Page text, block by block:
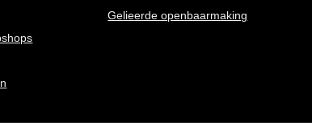
Gelieerde openbaarmaking